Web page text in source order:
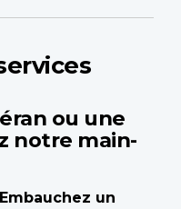
ou une
notre main-
un